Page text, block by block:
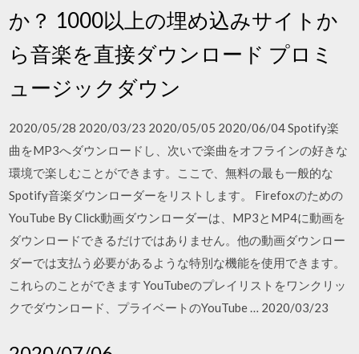
か？ 1000以上の埋め込みサイトか
ら音楽を直接ダウンロード プロミ
ュージックダウン
2020/05/28 2020/03/23 2020/05/05 2020/06/04 Spotify楽
曲をMP3へダウンロードし、次いで楽曲をオフラインの好きな
環境で楽しむことができます。ここで、無料の最も一般的な
Spotify音楽ダウンローダーをリストします。 Firefoxのための
YouTube By Click動画ダウンローダーは、MP3とMP4に動画を
ダウンロードできるだけではありません。他の動画ダウンロー
ダーでは支払う必要があるような特別な機能を使用できます。
これらのことができます YouTubeのプレイリストをワンクリッ
クでダウンロード、プライベートのYouTube … 2020/03/23